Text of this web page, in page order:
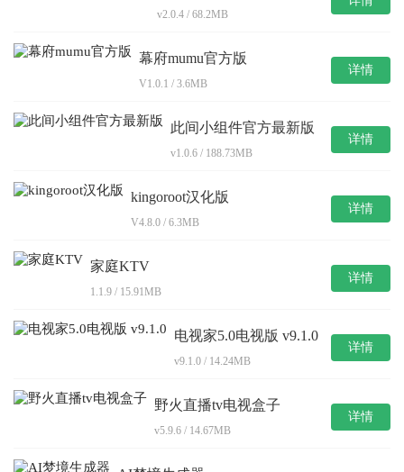
v2.0.4 / 68.2MB
幕府mumu官方版
V1.0.1 / 3.6MB
详情
此间小组件官方最新版
v1.0.6 / 188.73MB
详情
kingoroot汉化版
V4.8.0 / 6.3MB
详情
家庭KTV
1.1.9 / 15.91MB
详情
电视家5.0电视版 v9.1.0
v9.1.0 / 14.24MB
详情
野火直播tv电视盒子
v5.9.6 / 14.67MB
详情